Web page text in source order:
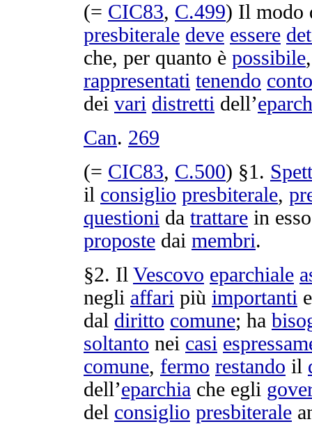
(= CIC83, C.499) Il
presbiterale deve essere
che, per quanto è possibile
rappresentati tenendo conto
dei vari distretti dell’
Can. 269
(= CIC83, C.500) §1.
il consiglio presbiterale,
questioni da trattare in
proposte dai membri.
§2. Il Vescovo eparchiale
negli affari più importanti
dal diritto comune; ha
soltanto nei casi
comune, fermo restando il
dell’eparchia che egli
del consiglio presbiterale